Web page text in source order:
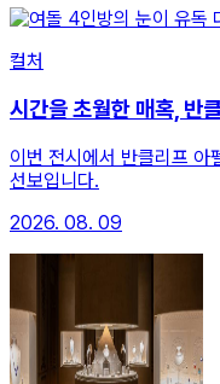
컬처
시간을 초월한 매혹, 반
이번 전시에서 반클리프 아
선보입니다.
2026. 08. 09